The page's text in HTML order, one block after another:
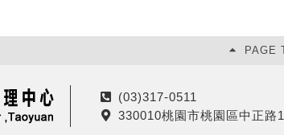
PAGE
電
話
(03)317-0511
地
330010桃園市桃園區中正路